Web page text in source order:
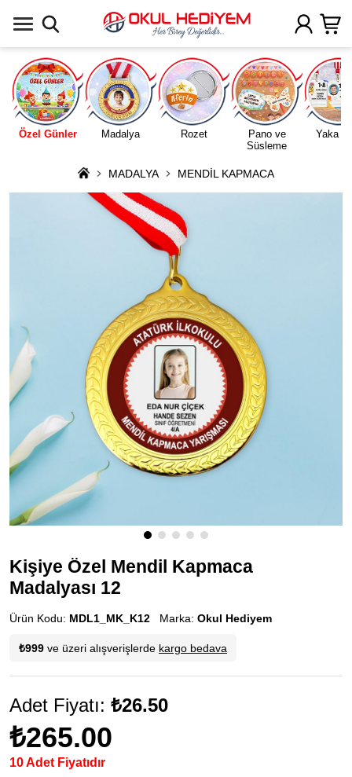
Özel Günler Madalya Rozet
Pano ve
Süsleme
Yaka
MADALYA MENDİL KAPMACA
Kişiye Özel Mendil Kapmaca
Madalyası 12
Ürün Kodu: MDL1_MK_K12 Marka: Okul Hediyem
₺999 ve üzeri alışverişlerde kargo bedava
Adet Fiyatı: ₺26.50
₺265.00
10 Adet Fiyatıdır
Uygulamada Aç